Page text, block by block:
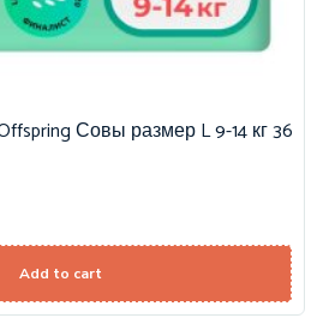
Совы размер L 9-14 кг 36
Add to cart